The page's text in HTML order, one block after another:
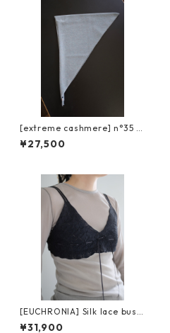
[extreme cashmere] n°35 b
andana / mermaid
¥27,500
[EUCHRONIA] Silk lace busti
er / BLACK
¥31,900